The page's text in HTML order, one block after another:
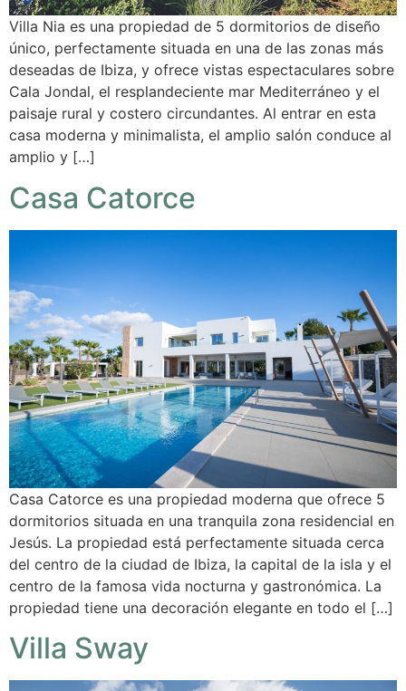
Villa Nia es una propiedad de 5 dormitorios de diseño
único, perfectamente situada en una de las zonas más
deseadas de Ibiza, y ofrece vistas espectaculares sobre
Cala Jondal, el resplandeciente mar Mediterráneo y el
paisaje rural y costero circundantes. Al entrar en esta
casa moderna y minimalista, el amplio salón conduce al
amplio y […]
Casa Catorce
Casa Catorce es una propiedad moderna que ofrece 5
dormitorios situada en una tranquila zona residencial en
Jesús. La propiedad está perfectamente situada cerca
del centro de la ciudad de Ibiza, la capital de la isla y el
centro de la famosa vida nocturna y gastronómica. La
propiedad tiene una decoración elegante en todo el […]
Villa Sway